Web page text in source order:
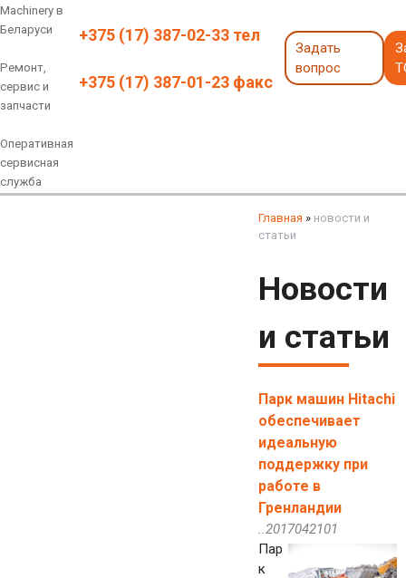
Machinery в
Беларуси
Ремонт,
сервис и
запчасти
Оперативная
сервисная
служба
+375 (17) 387-02-33 тел
+375 (17) 387-01-23 факс
Задать
вопрос
Главная » новости и
статьи
Новости
и статьи
Парк машин Hitachi
обеспечивает
идеальную
поддержку при
работе в
Гренландии
..2017042101
Пар
к